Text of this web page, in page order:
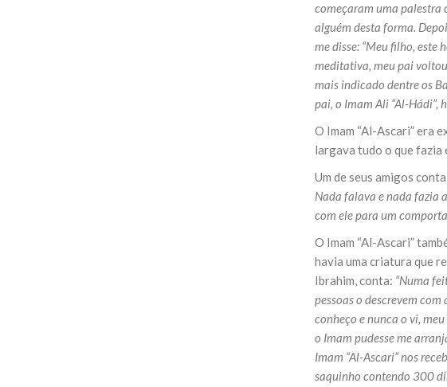
começaram uma palestra
alguém desta forma.
me disse: “Meu filho, este
meditativa, meu pai
mais indicado dentre os
pai, o Imam Ali “Al-Hádi”,
O Imam “Al-Ascari” era
largava tudo o que fazia
Um de seus amigos
Nada falava e nada fazia
com ele para um
O Imam “Al-Ascari”
havia uma criatura que
Ibrahim, conta: “Numa
pessoas o descrevem com
conheço e nunca o vi,
o Imam pudesse me
Imam “Al-Ascari” nos
saquinho contendo 300